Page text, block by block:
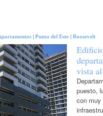
Punta del Este Roosevelt
vista
puesto,
con muy